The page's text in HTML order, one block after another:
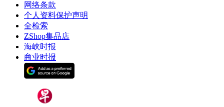
网络条款
个人资料保护声明
全检索
ZShop集品店
海峡时报
商业时报